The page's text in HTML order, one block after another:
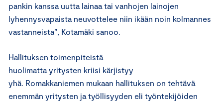
pankin kanssa uutta lainaa tai vanhojen lainojen
lyhennysvapaista neuvottelee niin ikään noin kolmannes
vastanneista”, Kotamäki sanoo.
Hallituksen toimenpiteistä
huolimatta yritysten kriisi kärjistyy
yhä. Romakkaniemen mukaan hallituksen on tehtävä
enemmän yritysten ja työllisyyden eli työntekijöiden